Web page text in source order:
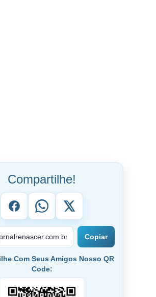
Compartilhe!
Copiar
Com Seus Amigos Nosso QR
Code: